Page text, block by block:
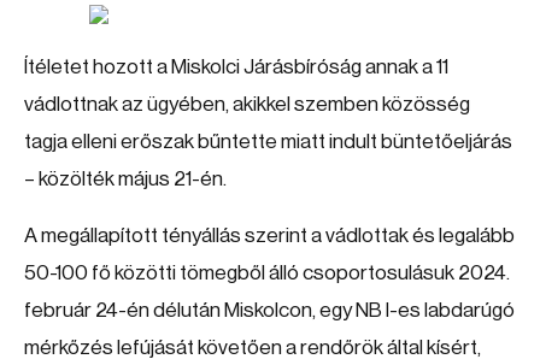
Ítéletet hozott a Miskolci Járásbíróság annak a 11
vádlottnak az ügyében, akikkel szemben közösség
tagja elleni erőszak bűntette miatt indult büntetőeljárás
– közölték május 21-én.
A megállapított tényállás szerint a vádlottak és legalább
50-100 fő közötti tömegből álló csoportosulásuk 2024.
február 24-én délután Miskolcon, egy NB I-es labdarúgó
mérkőzés lefújását követően a rendőrök által kísért,